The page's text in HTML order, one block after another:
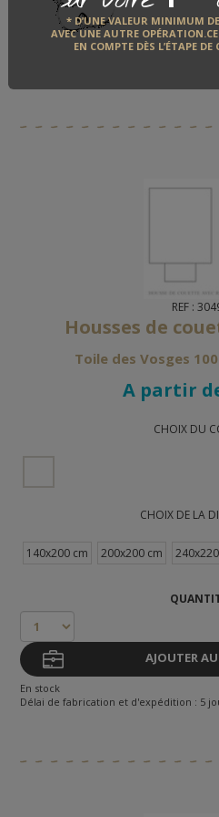
* D’UNE VALEUR MINIMUM
AVEC UNE AUTRE
EN COMPTE DÈS L’ÉTAPE
AJOUTER
REF :
Housses de
Toile des Vosges
A partir
CHOIX DU
CHOIX DE LA
140x200 cm 200x200 cm
AJOUTER
En stock
Délai de fabrication et d'expédition : 5